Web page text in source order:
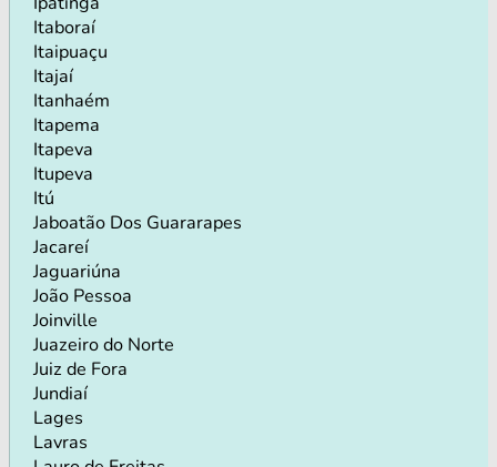
Itaboraí
Itaipuaçu
Itajaí
Itanhaém
Itapema
Itapeva
Itupeva
Itú
Jaboatão Dos Guararapes
Jacareí
Jaguariúna
João Pessoa
Joinville
Juazeiro do Norte
Juiz de Fora
Jundiaí
Lages
Lavras